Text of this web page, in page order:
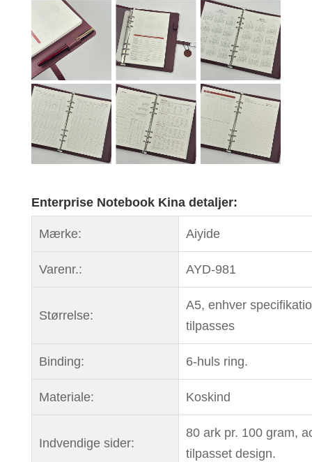
Enterprise Notebook Kina detaljer:
Mærke: Aiyide
Varenr.: AYD-981
Størrelse:
A5, enhver
tilpasses
Binding: 6-huls ring.
Materiale: Koskind
Indvendige sider:
80 ark pr. 100 gram,
tilpasset design.